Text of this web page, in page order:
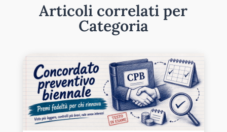
Articoli correlati per
Categoria